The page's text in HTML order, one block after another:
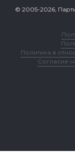
© 2005-2026,
Политика в
Согласие